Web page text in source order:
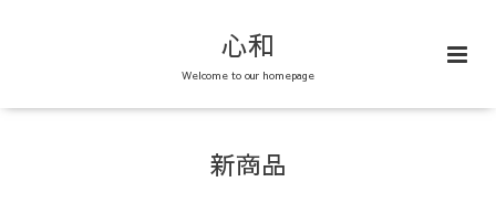
心和
Welcome to our homepage
新商品